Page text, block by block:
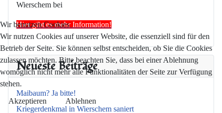
Wierschem bei
Hier gibt es mehr Information!
Neueste Beiträge
Maibaum? Ja bitte!
Kriegerdenkmal in Wierschem saniert
Wir benutzen Cookies
Wir nutzen Cookies auf unserer Website, die essenziell sind für den
Betrieb der Seite. Sie können selbst entscheiden, ob Sie die Cookies
zulassen möchten. Bitte beachten Sie, dass bei einer Ablehnung
womöglich nicht mehr alle Funktionalitäten der Seite zur Verfügung
stehen.
Akzeptieren Ablehnen